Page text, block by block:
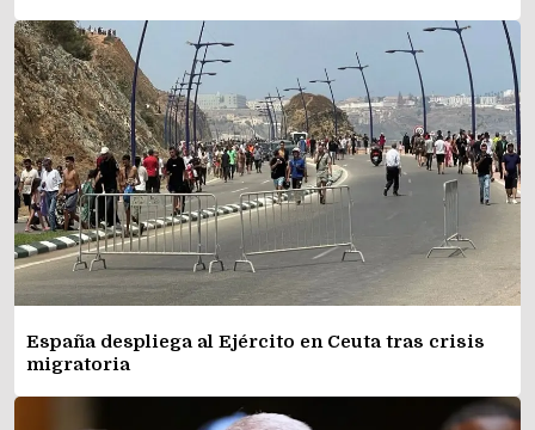
España despliega al Ejército en Ceuta tras crisis
migratoria